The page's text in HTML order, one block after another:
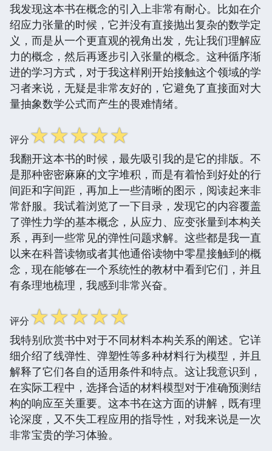
我发现这本书在概念的引入上非常有耐心。比如在介
绍应力张量的时候，它并没有直接抛出复杂的数学定
义，而是从一个更直观的视角出发，先让我们理解应
力的概念，然后再逐步引入张量的概念。这种循序渐
进的学习方式，对于我这样刚开始接触这个领域的学
习者来说，无疑是非常友好的，它避免了直接面对大
量抽象数学公式而产生的畏难情绪。
评分☆☆☆☆☆
我翻开这本书的时候，最先吸引我的是它的排版。不
是那种密密麻麻的文字堆积，而是有着恰到好处的行
间距和字间距，再加上一些清晰的图示，阅读起来非
常舒服。我试着浏览了一下目录，发现它的内容覆盖
了弹性力学的基本概念，从应力、应变张量到本构关
系，再到一些常见的弹性问题求解。这些都是我一直
以来在科普读物或者其他通俗读物中零星接触到的概
念，现在能够在一个系统性的教材中看到它们，并且
有条理地梳理，我感到非常兴奋。
评分☆☆☆☆☆
我特别欣赏书中对于不同材料本构关系的阐述。它详
细介绍了线弹性、弹塑性等多种材料行为模型，并且
解释了它们各自的适用条件和特点。这让我意识到，
在实际工程中，选择合适的材料模型对于准确预测结
构的响应至关重要。这本书在这方面的讲解，既有理
论深度，又不失工程应用的指导性，对我来说是一次
非常宝贵的学习体验。